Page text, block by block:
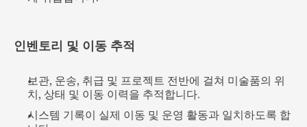
인벤토리 및 이동 추적
보관, 운송, 취급 및 프로젝트 전반에 걸쳐 미술품의 위
치, 상태 및 이동 이력을 추적합니다.
시스템 기록이 실제 이동 및 운영 활동과 일치하도록 합